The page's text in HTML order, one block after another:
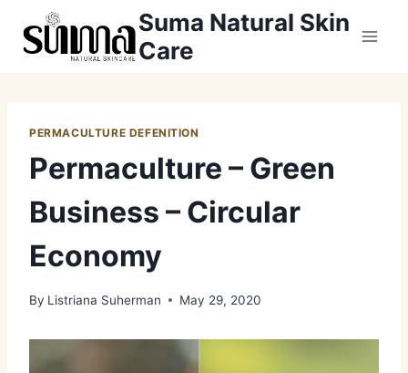
Suma Natural Skin
Care
PERMACULTURE DEFENITION
Permaculture – Green
Business – Circular
Economy
By Listriana Suherman May 29, 2020